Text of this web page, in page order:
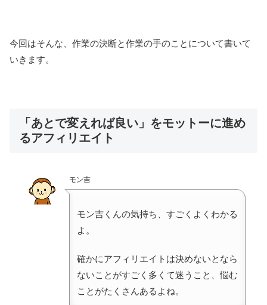
今回はそんな、作業の決断と作業の手のことについて書いて
いきます。
「あとで変えれば良い」をモットーに進め
るアフィリエイト
モン吉
モン吉くんの気持ち、すごくよくわかる
よ。
確かにアフィリエイトは決めないとなら
ないことがすごく多くて迷うこと、悩む
ことがたくさんあるよね。